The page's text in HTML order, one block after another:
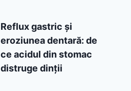
Reflux gastric și
eroziunea dentară: de
ce acidul din stomac
distruge dinții